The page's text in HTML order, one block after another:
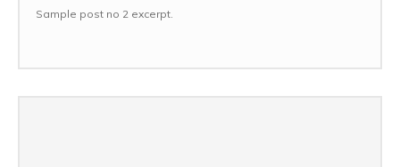
Sample post no 2 excerpt.